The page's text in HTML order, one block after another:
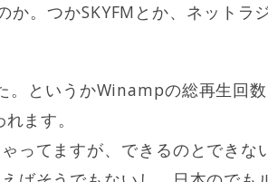
。つかSKYFMとか、ネットラ
というかWinampの総再生回
ます。
ってますが、できるのとできな